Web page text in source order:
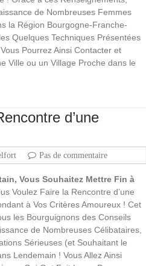
de Nombreuses Femmes
la Région Bourgogne-Franche-
Quelques Techniques Présentées
Pourrez Ainsi Contacter et
Ville ou un Village Proche dans le
d’une
Pas de commentaire
Vous Souhaitez Mettre Fin à
Voulez Faire la Rencontre d’une
à Vos Critères Amoureux ! Cet
les Bourguignons des Conseils
de Nombreuses Célibataires,
Sérieuses (et Souhaitant le
Lendemain ! Vous Allez Ainsi